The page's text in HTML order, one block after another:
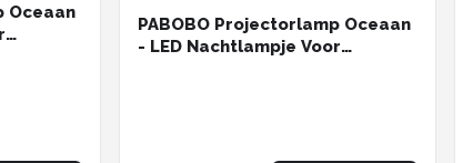
Oceaan
PABOBO Projectorlamp Oceaan
- LED Nachtlampje Voor